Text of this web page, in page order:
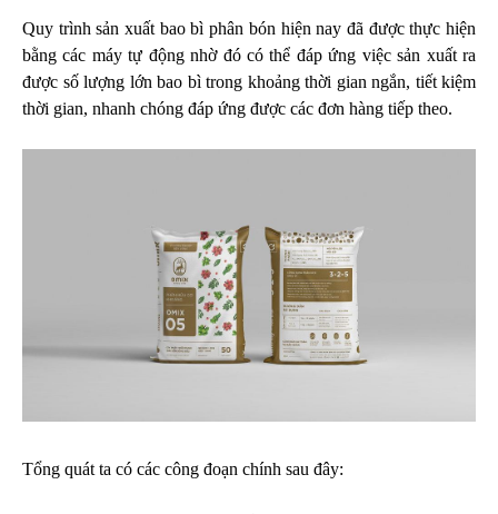
Quy trình sản xuất bao bì phân bón hiện nay đã được thực hiện
bằng các máy tự động nhờ đó có thể đáp ứng việc sản xuất ra
được số lượng lớn bao bì trong khoảng thời gian ngắn, tiết kiệm
thời gian, nhanh chóng đáp ứng được các đơn hàng tiếp theo.
Tổng quát ta có các công đoạn chính sau đây: